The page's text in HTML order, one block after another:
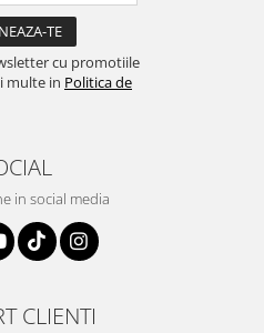
cu promotiile
multe in Politica de
in social media
CLIENTI